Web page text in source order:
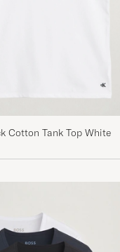
Cotton Tank Top White